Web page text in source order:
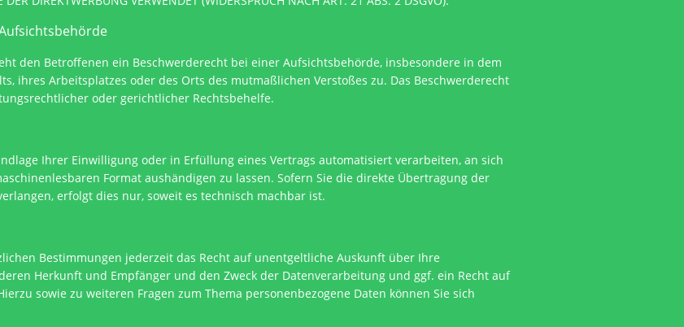
den Betroffenen ein Beschwerderecht bei einer Aufsichtsbehörde, insbesondere in dem
ihres Arbeitsplatzes oder des Orts des mutmaßlichen Verstoßes zu. Das Beschwerderecht
oder gerichtlicher Rechtsbehelfe.
Ihrer Einwilligung oder in Erfüllung eines Vertrags automatisiert verarbeiten, an sich
Format aushändigen zu lassen. Sofern Sie die direkte Übertragung der
erfolgt dies nur, soweit es technisch machbar ist.
Bestimmungen jederzeit das Recht auf unentgeltliche Auskunft über Ihre
Herkunft und Empfänger und den Zweck der Datenverarbeitung und ggf. ein Recht auf
sowie zu weiteren Fragen zum Thema personenbezogene Daten können Sie sich